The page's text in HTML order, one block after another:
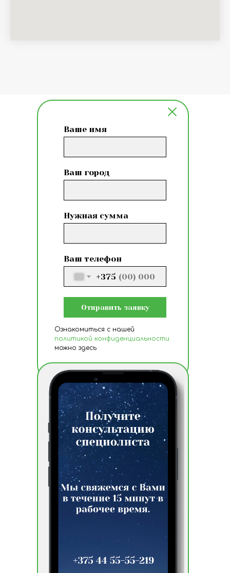
Ваше имя
Ваш город
Нужная сумма
Ваш телефон
+375
Отправить заявку
Ознакомиться с нашей
политикой конфиденциальности
можно здесь